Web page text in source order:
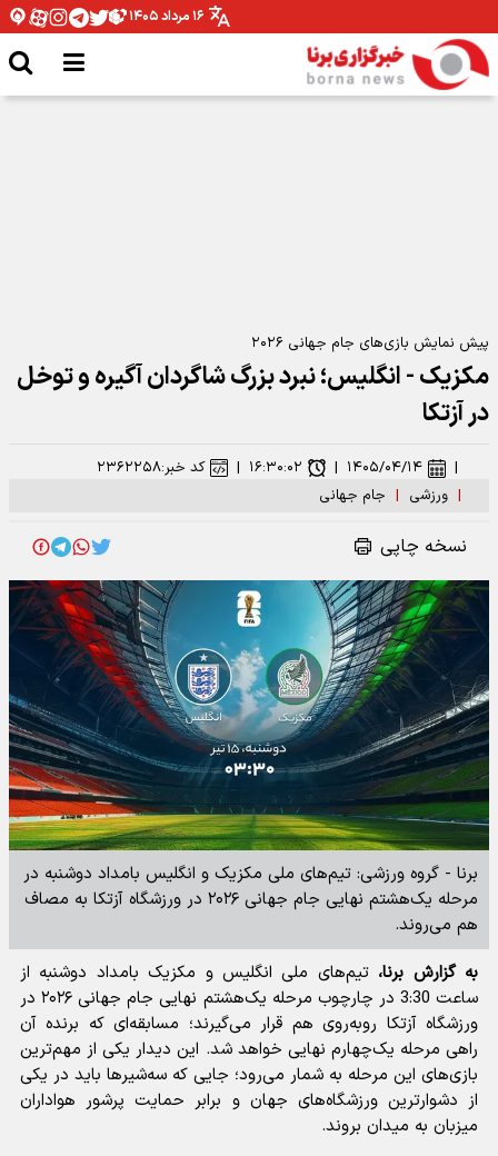
۱۶ مرداد ۱۴۰۵
پیش نمایش بازی‌های جام جهانی ۲۰۲۶
مکزیک - انگلیس؛ نبرد بزرگ شاگردان آگیره و توخل
در آزتکا
| ورزشی | جام جهانی
| ۱۴۰۵/۰۴/۱۴ | ۱۶:۳۰:۰۲ | کد خبر:۲۳۶۲۲۵۸
نسخه چاپی
برنا - گروه ورزشی: تیم‌های ملی مکزیک و انگلیس بامداد دوشنبه در
مرحله یک‌هشتم نهایی جام جهانی ۲۰۲۶ در ورزشگاه آزتکا به مصاف
هم می‌روند.
به گزارش برنا، تیم‌های ملی انگلیس و مکزیک بامداد دوشنبه از
ساعت 3:30 در چارچوب مرحله یک‌هشتم نهایی جام جهانی ۲۰۲۶ در
ورزشگاه آزتکا روبه‌روی هم قرار می‌گیرند؛ مسابقه‌ای که برنده آن
راهی مرحله یک‌چهارم نهایی خواهد شد. این دیدار یکی از مهم‌ترین
بازی‌های این مرحله به شمار می‌رود؛ جایی که سه‌شیرها باید در یکی
از دشوارترین ورزشگاه‌های جهان و برابر حمایت پرشور هواداران
میزبان به میدان بروند.